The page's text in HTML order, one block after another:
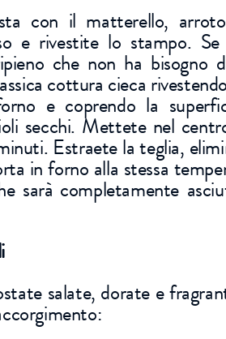
con il matterello,
e rivestite lo stampo.
che non ha bisogno
cottura cieca
e coprendo la
secchi. Mettete nel
Estraete la teglia,
in forno alla stessa
sarà completamente
salate, dorate e